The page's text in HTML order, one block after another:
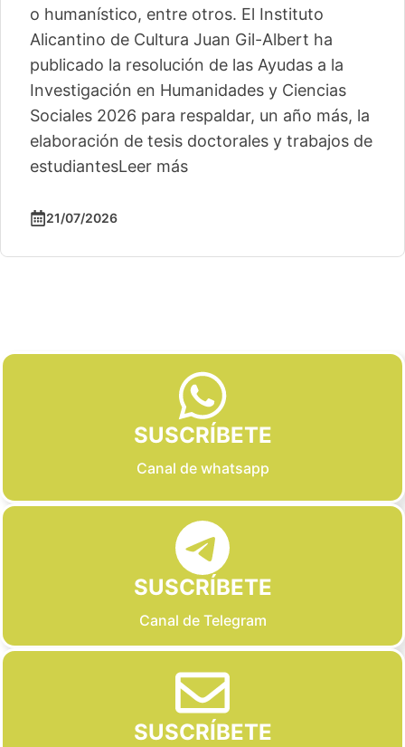
o humanístico, entre otros. El Instituto
Alicantino de Cultura Juan Gil-Albert ha
publicado la resolución de las Ayudas a la
Investigación en Humanidades y Ciencias
Sociales 2026 para respaldar, un año más, la
elaboración de tesis doctorales y trabajos de
estudiantesLeer más
21/07/2026
SUSCRÍBETE
Canal de whatsapp
SUSCRÍBETE
Canal de Telegram
SUSCRÍBETE